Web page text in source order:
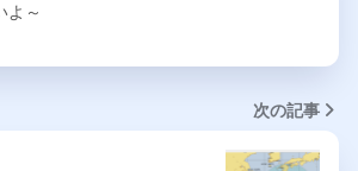
よ～
次の記事